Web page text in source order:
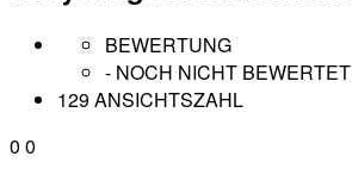
BEWERTUNG
- NOCH NICHT BEWERTET
129 ANSICHTSZAHL
0 0